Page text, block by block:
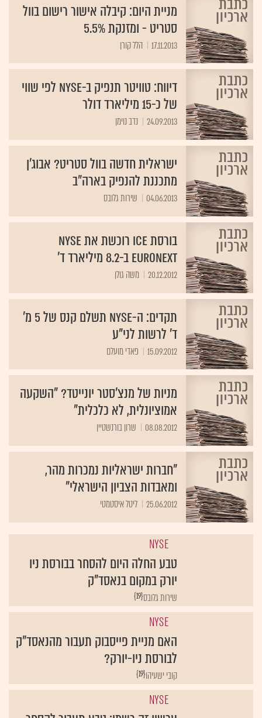
מניית היום: קיבלה אישור רישום בוול
סטריט - ומזנקת 5.5%
17.11.2013 הלל קורן
דיווח: טוויטר תנפיק ב-NYSE לפי שווי
של כ-15 מיליארד דולר
24.09.2013 נדב נוימן
ישראלית חדשה בוול סטריט? אבוג'ן
מתכננת להנפיק בארה"ב
04.06.2013 שירות גלובס
בורסת ICE רוכשת את NYSE
Euronext ב-8.2 מיליארד ד'
20.12.2012 משה גולן
תקדים: ה-NYSE תשלם קנס של 5 מ'
ד' לרשות לני"ע
15.09.2012 פאדי מועלם
מניות של מנצ'סטר יונייטד? "השקעה
אמוציונלית, לא כלכלית"
08.08.2012 שרון בורנשטיין
"חברות ישראליות נמכרות מהר,
ומאבדות הצביון הישראלי"
25.06.2012 ליטל איסטמטי
NYSE
טבע החלה היום להסחר בבורסת ניו
יורק במקום בנאסד"ק
{19}שירות גלובס
NYSE
האם מניית פייסבוק תעבור מהנאסד"ק
לבורסת ניו-יורק?
{19}קובי ישעיהו
NYSE